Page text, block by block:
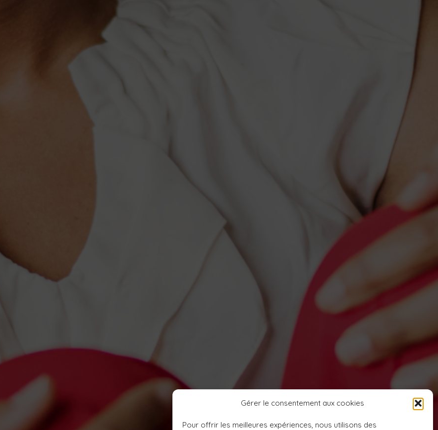
Gérer le consentement aux cookies
Pour offrir les meilleures expériences, nous utilisons des